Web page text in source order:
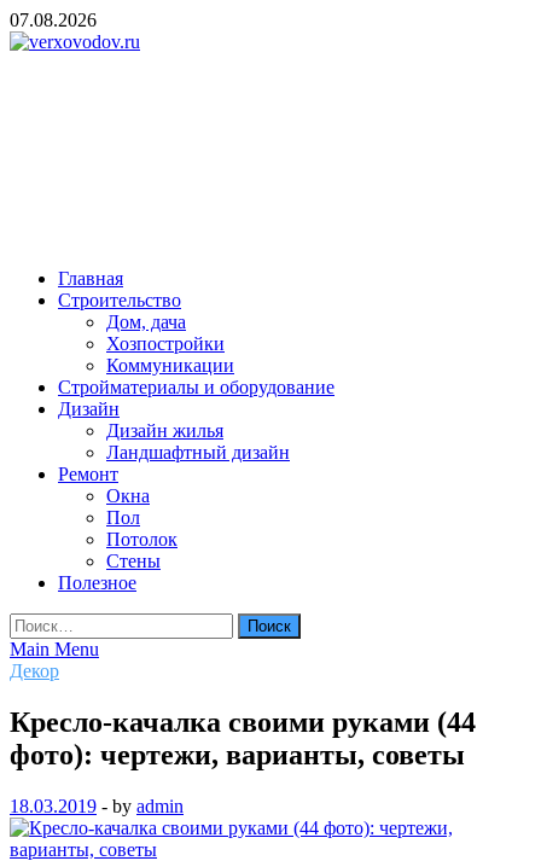
Skip
to
07.08.2026
Главная
Строительство
Дом, дача
Хозпостройки
Коммуникации
Стройматериалы и оборудование
Дизайн
Дизайн жилья
Ландшафтный дизайн
Ремонт
Окна
Пол
Потолок
Стены
Полезное
Найти:
Main Menu
Декор
Кресло-качалка своими руками (44
фото): чертежи, варианты, советы
18.03.2019 - by admin